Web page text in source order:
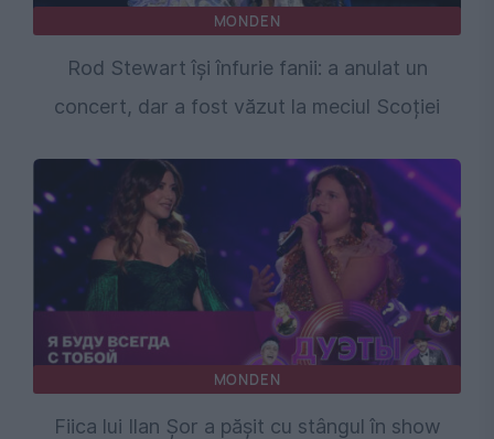
MONDEN
Rod Stewart își înfurie fanii: a anulat un
concert, dar a fost văzut la meciul Scoției
MONDEN
Fiica lui Ilan Şor a păşit cu stângul în show